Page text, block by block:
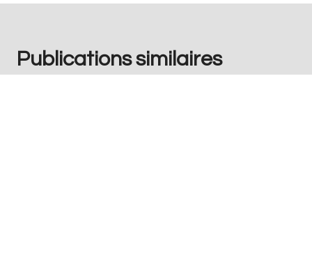
Publications similaires